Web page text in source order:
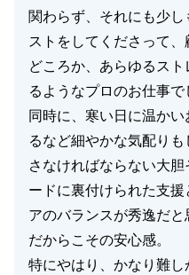
関わらず、それにも少
ストをしてくださって
どころか、あらゆるス
るようなプロのお仕事で
同時に、寒い日に温か
るなど細やかな気配り
さなければならない大
ードに裏付けられた支
アのバランスが秀逸だと
だからこその安心感。
特にやはり、かなり難